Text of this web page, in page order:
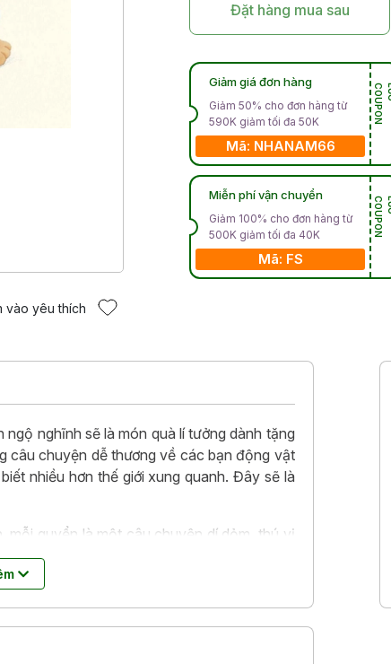
vào yêu thích
Đặt hàng mua sau
Giảm giá đơn hàng
Giảm 50% cho đơn hàng từ
590K giảm tối đa 50K
Mã: NHANAM66
N
Miễn phí vận chuyển
Giảm 100% cho đơn hàng từ
500K giảm tối đa 40K
Mã: FS
N
nghĩnh sẽ là món quà lí tưởng dành tặng
câu chuyện dễ thương về các bạn động vật
nhiều hơn thế giới xung quanh. Đây sẽ là
mỗi quyển là một câu chuyện dí dỏm, thú vị
bao nhiêu là bím tóc, Nhà ô, Mỏ dẹt và mỏ
Chiếc khăn thơm, Bàn tay ngòn ngọt.